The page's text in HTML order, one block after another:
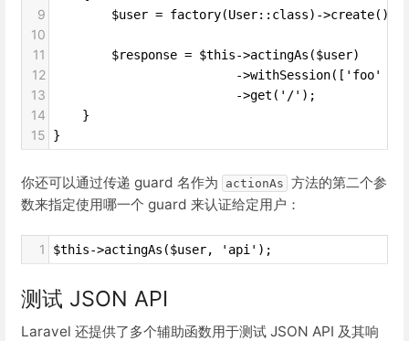
9
        $user = factory(User::class)->create();
10
11
        $response = $this->actingAs($user)
12
->withSession(['foo' =>
13
                         ->get('/');
14
    }
15 }
你还可以通过传递 guard 名作为 actionAs 方法的第二个参
数来指定使用哪一个 guard 来认证给定用户：
1 $this->actingAs($user, 'api');
测试 JSON API
Laravel 还提供了多个辅助函数用于测试 JSON API 及其响